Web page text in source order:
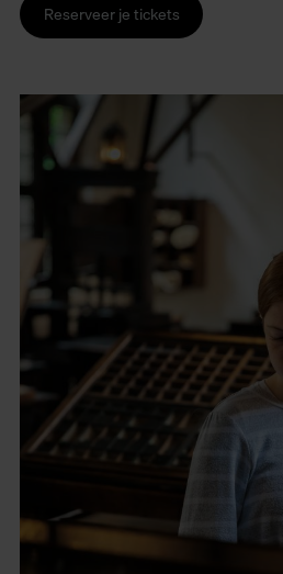
Reserveer je tickets